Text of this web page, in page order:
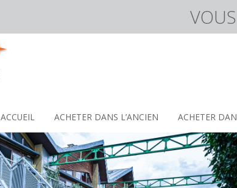
ACCUEIL ACHETER DANS L’ANCIEN ACHETER